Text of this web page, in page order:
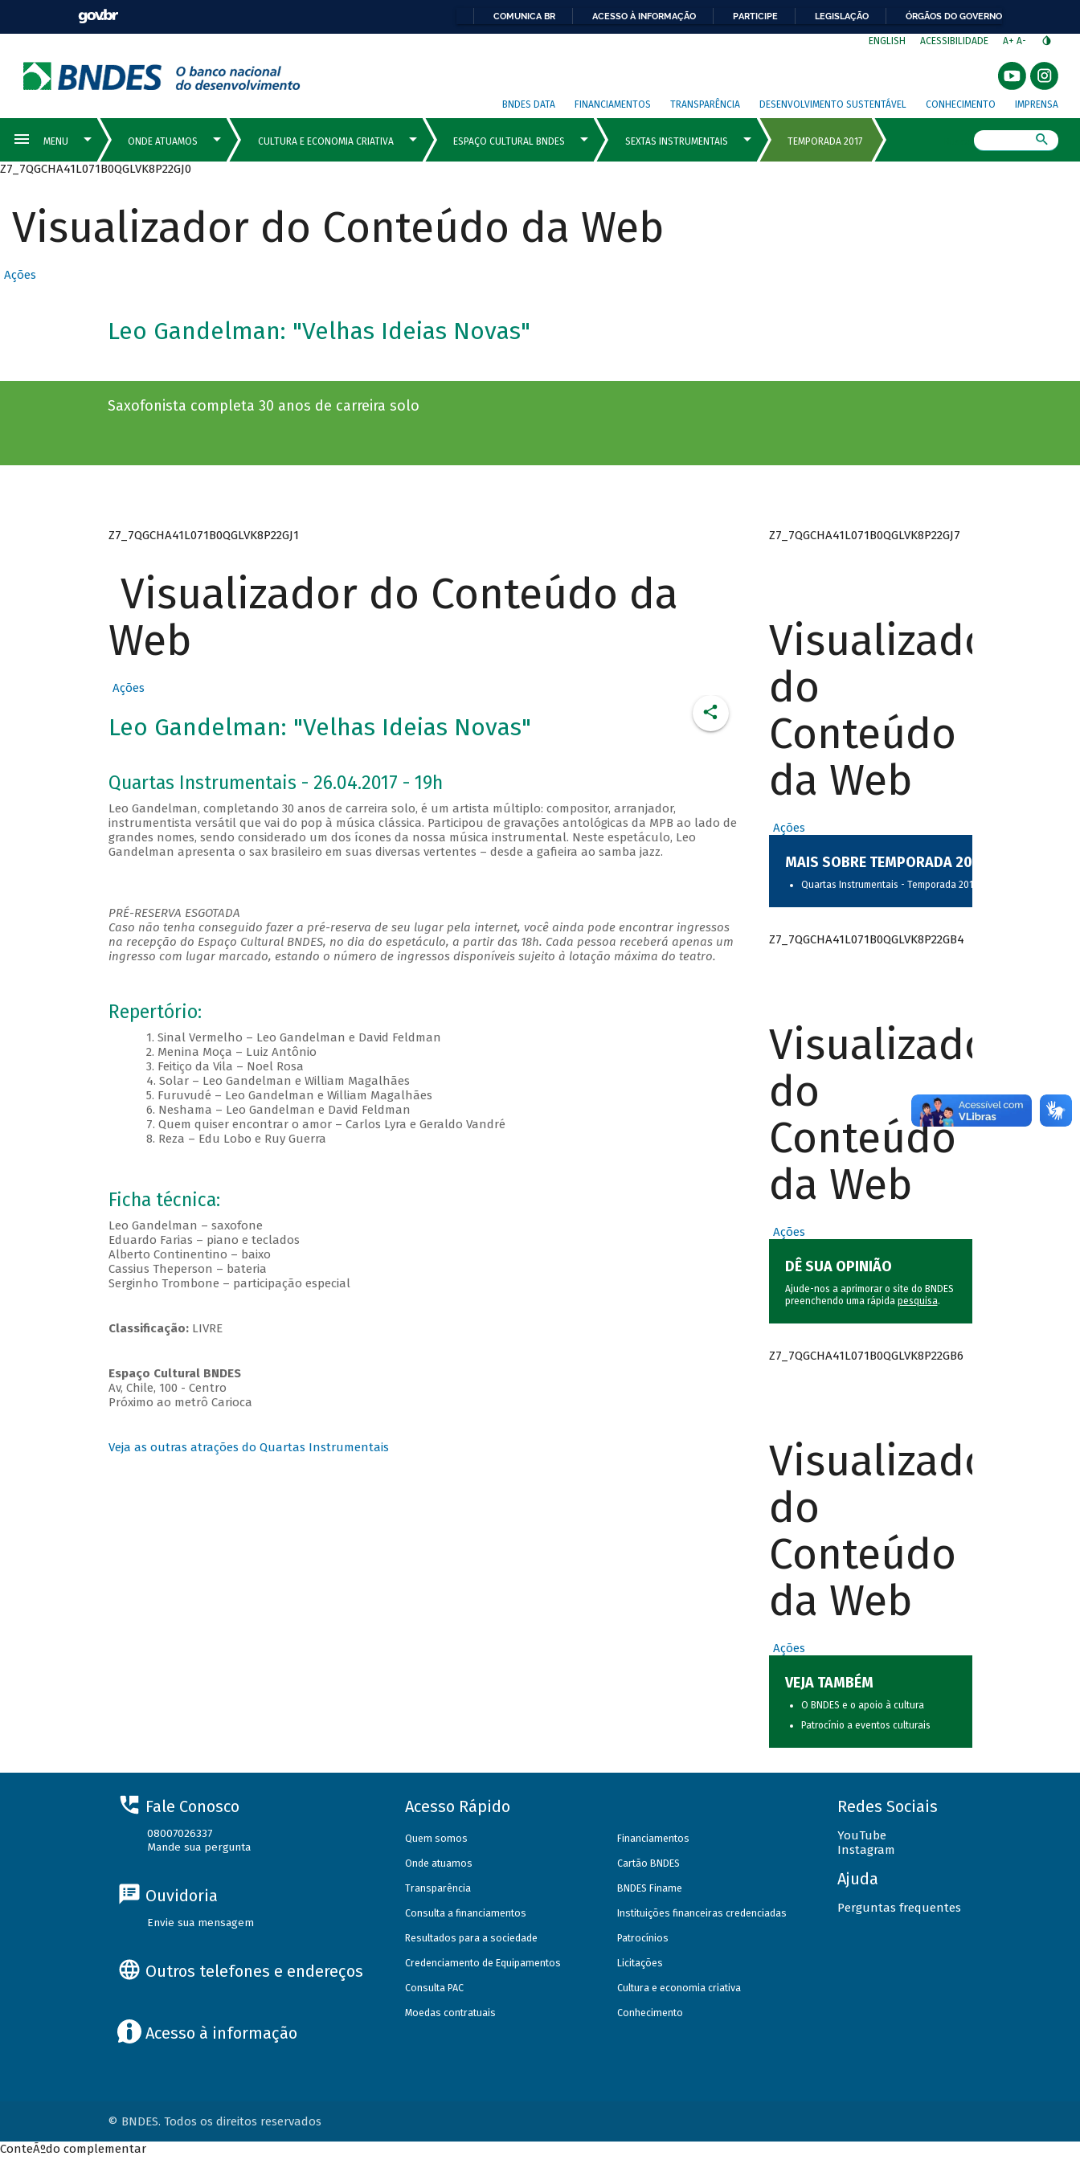
COMUNICA BR ACESSO À INFORMAÇÃO PARTICIPE LEGISLAÇÃO ÓRGÃOS DO GOVERNO
ENGLISH ACESSIBILIDADE A+ A-
BNDES DATA FINANCIAMENTOS TRANSPARÊNCIA DESENVOLVIMENTO SUSTENTÁVEL CONHECIMENTO IMPRENSA
Z7_7QGCHA41L071B0QGLVK8P22GJ0
Visualizador do Conteúdo da Web
Ações
Leo Gandelman: "Velhas Ideias Novas"
Saxofonista completa 30 anos de carreira solo
Z7_7QGCHA41L071B0QGLVK8P22GJ1
Visualizador do Conteúdo da
Web
Ações
Leo Gandelman: "Velhas Ideias Novas"
Quartas Instrumentais - 26.04.2017 - 19h
Leo Gandelman, completando 30 anos de carreira solo, é um artista múltiplo: compositor, arranjador,
instrumentista versátil que vai do pop à música clássica. Participou de gravações antológicas da MPB ao lado de
grandes nomes, sendo considerado um dos ícones da nossa música instrumental. Neste espetáculo, Leo
Gandelman apresenta o sax brasileiro em suas diversas vertentes – desde a gafieira ao samba jazz.
PRÉ-RESERVA ESGOTADA
Caso não tenha conseguido fazer a pré-reserva de seu lugar pela internet, você ainda pode encontrar ingressos
na recepção do Espaço Cultural BNDES, no dia do espetáculo, a partir das 18h. Cada pessoa receberá apenas um
ingresso com lugar marcado, estando o número de ingressos disponíveis sujeito à lotação máxima do teatro.
Repertório:
1. Sinal Vermelho – Leo Gandelman e David Feldman
2. Menina Moça – Luiz Antônio
3. Feitiço da Vila – Noel Rosa
4. Solar – Leo Gandelman e William Magalhães
5. Furuvudé – Leo Gandelman e William Magalhães
6. Neshama – Leo Gandelman e David Feldman
7. Quem quiser encontrar o amor – Carlos Lyra e Geraldo Vandré
8. Reza – Edu Lobo e Ruy Guerra
Ficha técnica:
Leo Gandelman – saxofone
Eduardo Farias – piano e teclados
Alberto Continentino – baixo
Cassius Theperson – bateria
Serginho Trombone – participação especial
Classificação:LIVRE
Espaço Cultural BNDES
Av, Chile, 100 - Centro
Próximo ao metrô Carioca
Veja as outras atrações do Quartas Instrumentais
Z7_7QGCHA41L071B0QGLVK8P22GJ7
Visualizador
do
Conteúdo
da Web
Ações
MAIS SOBRE TEMPORADA 2017
Quartas Instrumentais - Temporada 2017
Z7_7QGCHA41L071B0QGLVK8P22GB4
Visualizador
do
Conteúdo
da Web
Ações
DÊ SUA OPINIÃO
Ajude-nos a aprimorar o site do BNDES
preenchendo uma rápida pesquisa.
Z7_7QGCHA41L071B0QGLVK8P22GB6
Visualizador
do
Conteúdo
da Web
Ações
VEJA TAMBÉM
O BNDES e o apoio à cultura
Patrocínio a eventos culturais
Fale Conosco
08007026337
Mande sua pergunta
Ouvidoria
Envie sua mensagem
Outros telefones e endereços
Acesso à informação
Acesso Rápido
Quem somos
Onde atuamos
Transparência
Consulta a financiamentos
Resultados para a sociedade
Credenciamento de Equipamentos
Consulta PAC
Moedas contratuais
Financiamentos
Cartão BNDES
BNDES Finame
Instituições financeiras credenciadas
Patrocínios
Licitações
Cultura e economia criativa
Conhecimento
Redes Sociais
YouTube
Instagram
Ajuda
Perguntas frequentes
© BNDES. Todos os direitos reservados
ConteÃºdo complementar